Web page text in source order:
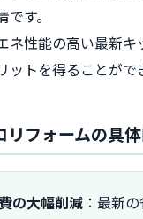
す。
ネ性能の高い最新キ
ットを得ることがで
リフォームの具
の大幅削減 ：最新